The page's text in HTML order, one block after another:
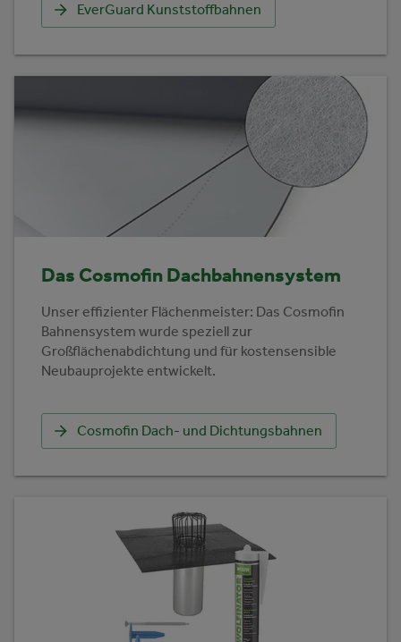
EverGuard Kunststoffbahnen
Das Cosmofin Dachbahnensystem
Unser effizienter Flächenmeister: Das Cosmofin
Bahnensystem wurde speziell zur
Großflächenabdichtung und für kostensensible
Neubauprojekte entwickelt.
Cosmofin Dach- und Dichtungsbahnen